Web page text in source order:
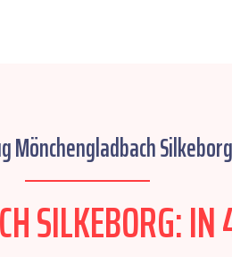
Mönchengladbach
SILKEBORG: